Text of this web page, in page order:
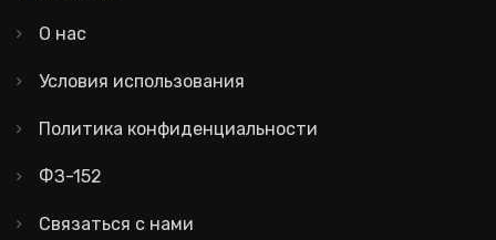
О нас
Условия использования
Политика конфиденциальности
ФЗ-152
Связаться с нами